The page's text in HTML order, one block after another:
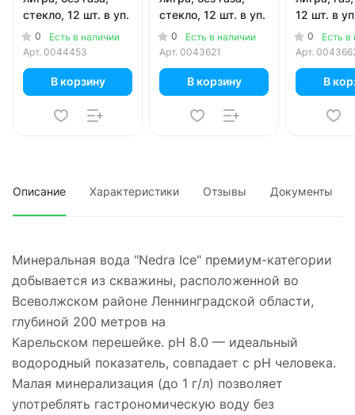
стекло, 12 шт. в уп.
0
Есть в наличии
Арт. 0044453
В корзину
стекло, 12 шт. в уп.
0
Есть в наличии
Арт. 0043621
В корзину
12 шт. в
0
Есть в
Арт.
В
Описание Характеристики Отзывы Документы
Минеральная вода "Nedra Ice" премиум-категории
добывается из скважины, расположенной во
Всеволжском районе Леннинградской области,
глубиной 200 метров на
Карельском перешейке. pH 8.0 — идеальный
водородный показатель, совпадает с рН человека.
Малая минерализация (до 1 г/л) позволяет
употреблять гастрономическую воду без